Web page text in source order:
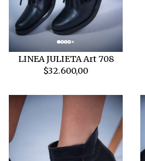
LINEA JULIETA Art 708
$32.600,00